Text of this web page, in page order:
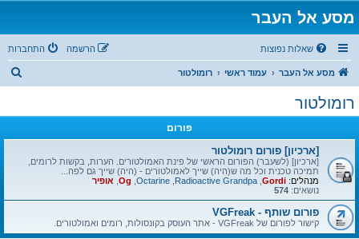
מסע אל העבר
שאלות נפוצות התחברות הרשמה
מסע אל העבר עמוד ראשי רומולטור
רומולטור
פורום
[ארכיון] פורום רומולטור
[ארכיון] (לשעבר) הפורום הראשי של פינת האמולטורים. הערות, בקשות לרומים,
תמיכה טכנית וכל מה ש(היה) שייך לאמולטורים - (היה) שייך גם לפה...
מנהלים: Gordi
Radioactive Grandpa
Octarine
Og אופיר
נושאים: 574
פורום שותף - VGFreak
קישור לפורום של VGFreak - אתר העוסק בקונסולות, רומים ואמולטורים.